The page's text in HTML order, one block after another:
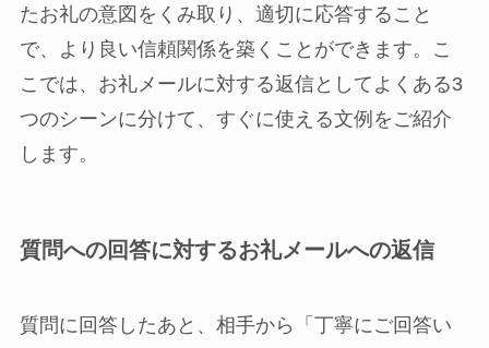
たお礼の意図をくみ取り、適切に応答すること
で、より良い信頼関係を築くことができます。こ
こでは、お礼メールに対する返信としてよくある3
つのシーンに分けて、すぐに使える文例をご紹介
します。
質問への回答に対するお礼メールへの返信
質問に回答したあと、相手から「丁寧にご回答い